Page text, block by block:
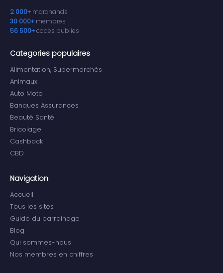
2 000+ marchands
30 000+ membres
56 500+codes publies
Categories populaires
Alimentation, Supermarchés
Animaux
Auto Moto
Banques Assurances
Beauté Santé
Bricolage
Cashback
CBD
Navigation
Accueil
Tous les sites
Guide du parrainage
Blog
Qui sommes-nous
Nos membres en chiffres